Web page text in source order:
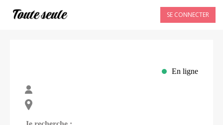
SE CONNECTER
En ligne